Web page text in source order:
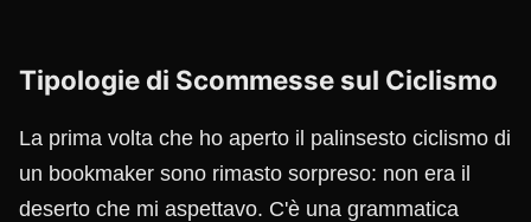
Tipologie di Scommesse sul Ciclismo
La prima volta che ho aperto il palinsesto ciclismo di
un bookmaker sono rimasto sorpreso: non era il
deserto che mi aspettavo. C'è una grammatica